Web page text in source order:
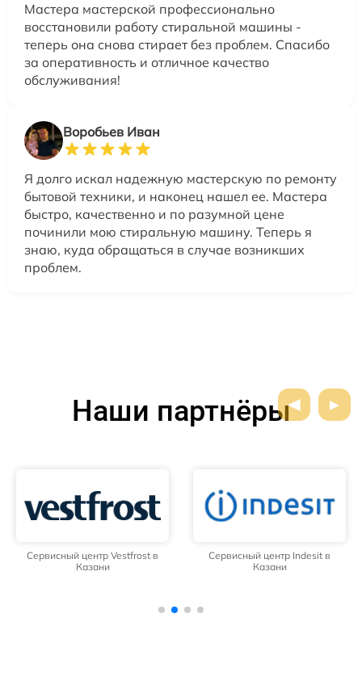
Мастера мастерской профессионально
восстановили работу стиральной машины -
теперь она снова стирает без проблем. Спасибо
за оперативность и отличное качество
обслуживания!
Воробьев Иван
Я долго искал надежную мастерскую по ремонту
бытовой техники, и наконец нашел ее. Мастера
быстро, качественно и по разумной цене
починили мою стиральную машину. Теперь я
знаю, куда обращаться в случае возникших
проблем.
Наши партнёры
Сервисный центр Vestfrost в
Казани
Сервисный центр Indesit в
Казани